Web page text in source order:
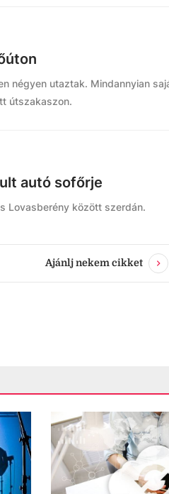
négyen utaztak. Mindannyian
útszakaszon.
autó sofőrje
Lovasberény között szerdán.
Ajánlj nekem cikket